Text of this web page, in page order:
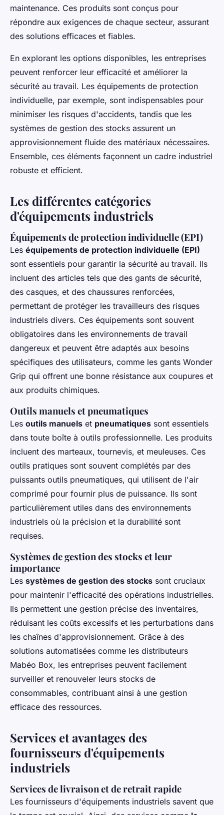
maintenance. Ces produits sont conçus pour
répondre aux exigences de chaque secteur, assurant
des solutions efficaces et fiables.
En explorant les options disponibles, les entreprises
peuvent renforcer leur efficacité et améliorer la
sécurité au travail. Les équipements de protection
individuelle, par exemple, sont indispensables pour
minimiser les risques d'accidents, tandis que les
systèmes de gestion des stocks assurent un
approvisionnement fluide des matériaux nécessaires.
Ensemble, ces éléments façonnent un cadre industriel
robuste et efficient.
Les différentes catégories
d'équipements industriels
Équipements de protection individuelle (EPI)
Les équipements de protection individuelle (EPI)
sont essentiels pour garantir la sécurité au travail. Ils
incluent des articles tels que des gants de sécurité,
des casques, et des chaussures renforcées,
permettant de protéger les travailleurs des risques
industriels divers. Ces équipements sont souvent
obligatoires dans les environnements de travail
dangereux et peuvent être adaptés aux besoins
spécifiques des utilisateurs, comme les gants Wonder
Grip qui offrent une bonne résistance aux coupures et
aux produits chimiques.
Outils manuels et pneumatiques
Les outils manuels et pneumatiques sont essentiels
dans toute boîte à outils professionnelle. Les produits
incluent des marteaux, tournevis, et meuleuses. Ces
outils pratiques sont souvent complétés par des
puissants outils pneumatiques, qui utilisent de l'air
comprimé pour fournir plus de puissance. Ils sont
particulièrement utiles dans des environnements
industriels où la précision et la durabilité sont
requises.
Systèmes de gestion des stocks et leur
importance
Les systèmes de gestion des stocks sont cruciaux
pour maintenir l'efficacité des opérations industrielles.
Ils permettent une gestion précise des inventaires,
réduisant les coûts excessifs et les perturbations dans
les chaînes d'approvisionnement. Grâce à des
solutions automatisées comme les distributeurs
Mabéo Box, les entreprises peuvent facilement
surveiller et renouveler leurs stocks de
consommables, contribuant ainsi à une gestion
efficace des ressources.
Services et avantages des
fournisseurs d'équipements
industriels
Services de livraison et de retrait rapide
Les fournisseurs d'équipements industriels savent que